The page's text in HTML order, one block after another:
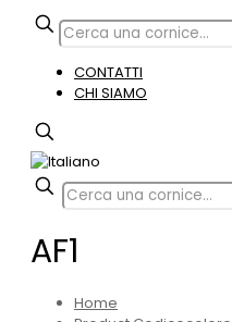
CONTATTI
CHI SIAMO
AF1
Home